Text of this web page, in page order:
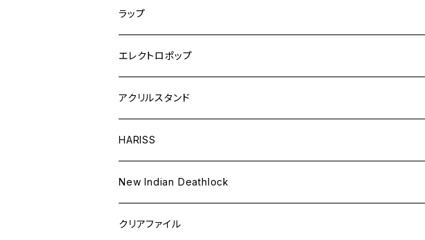
ラップ
エレクトロポップ
アクリルスタンド
HARISS
New Indian Deathlock
クリアファイル